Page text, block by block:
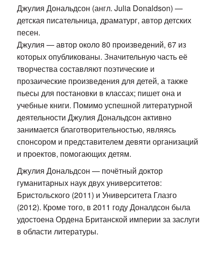
Джулия Дональдсон (англ. Julia Donaldson) —
детская писательница, драматург, автор детских
песен.
Джулия — автор около 80 произведений, 67 из
которых опубликованы. Значительную часть её
творчества составляют поэтические и
прозаические произведения для детей, а также
пьесы для постановки в классах; пишет она и
учебные книги. Помимо успешной литературной
деятельности Джулия Дональдсон активно
занимается благотворительностью, являясь
спонсором и представителем девяти организаций
и проектов, помогающих детям.
Джулия Дональдсон — почётный доктор
гуманитарных наук двух университетов:
Бристольского (2011) и Университета Глазго
(2012). Кроме того, в 2011 году Доналдсон была
удостоена Ордена Британской империи за заслуги
в области литературы.